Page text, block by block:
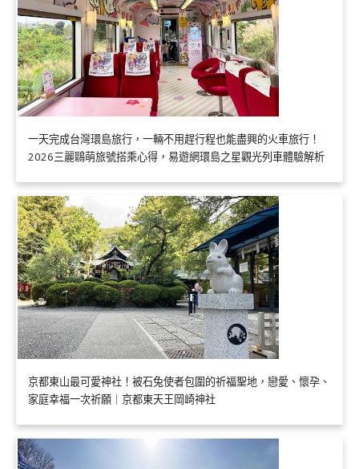
一天完成台灣環島旅行，一輛不用趕行程也能盡興的火車旅行！
2026三麗鷗萌旅號搭乘心得，易遊網環島之星觀光列車體驗解析
京都東山最可愛神社！被石兔使者包圍的祈福聖地，戀愛、懷孕、
家庭幸福一次祈願｜京都東天王岡崎神社